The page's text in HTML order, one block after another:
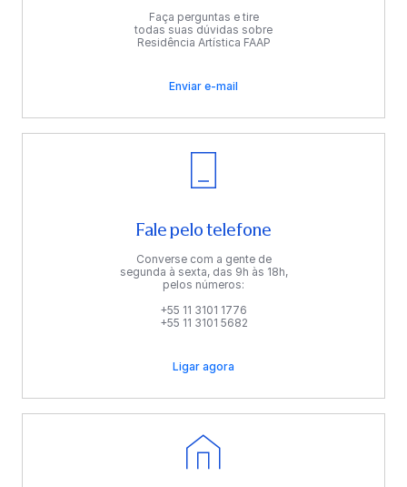
Faça perguntas e tire
todas suas dúvidas sobre
Residência Artística FAAP
Enviar e-mail
Fale pelo telefone
Converse com a gente de
segunda à sexta, das 9h às 18h,
pelos números:
+55 11 3101 1776
+55 11 3101 5682
Ligar agora